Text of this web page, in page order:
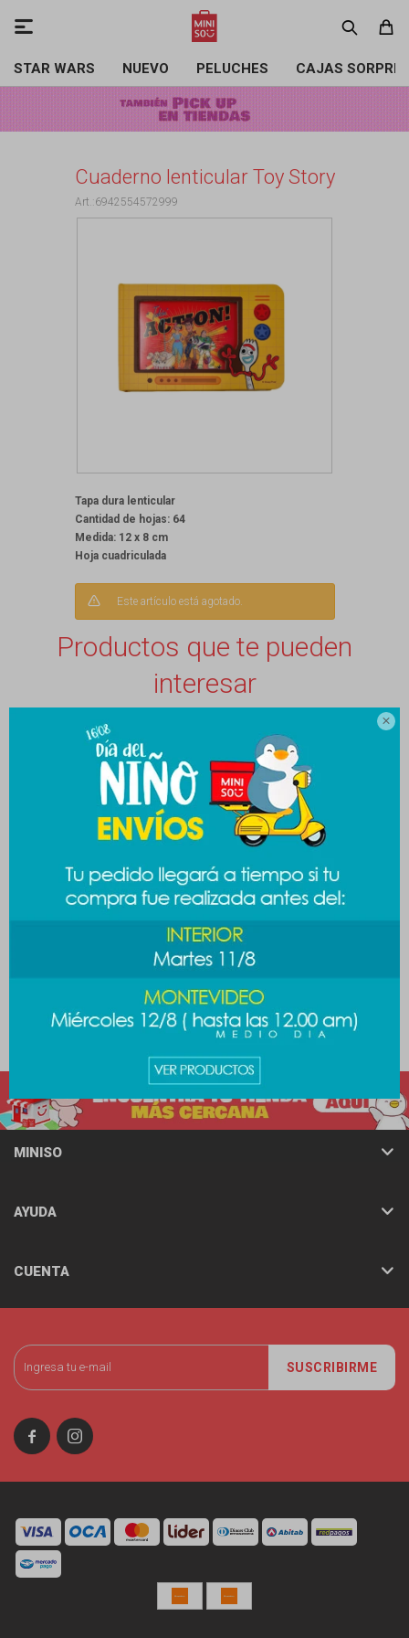

STAR WARS NUEVO PELUCHES CAJAS

Cuaderno lenticular Toy Story
6942554572999
Tapa dura lenticular
Cantidad de hojas: 64
Medida: 12 x 8 cm
Hoja cuadriculada
Este artículo está agotado.
Productos que te pueden
interesar
Libreta Barbie - diseño 1
$ 189
SUSCRIBIRME
 
MINISO
AYUDA
CUENTA